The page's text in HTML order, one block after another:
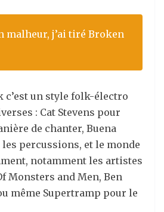
malheur, j’ai tiré Broken
c’est un style folk-électro
: Cat Stevens pour
de chanter, Buena
percussions, et le monde
notamment les artistes
Monsters and Men, Ben
même Supertramp pour le